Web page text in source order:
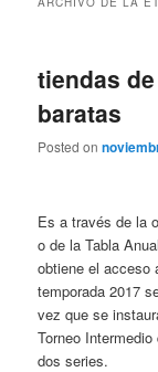
tiendas
baratas
Posted on
Es a través de la
o de la Tabla
obtiene el acceso
temporada 2017
vez que se
Torneo
dos series.